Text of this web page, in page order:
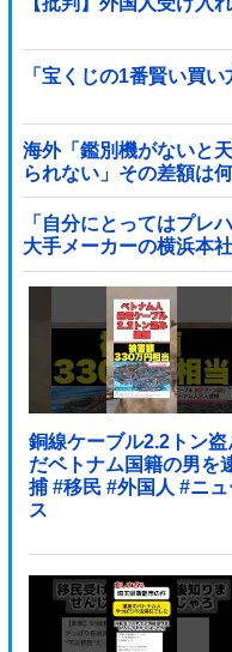
「宝くじの1番賢い買
海外「鑑別機がないと
られない」その差額は
「自分にとってはプレ
大手メーカーの横浜本
フィスに特化してしま
銅線ケーブル2.2トン盗
だベトナム国籍の男を
捕 #移民 #外国人 #ニュ
ス